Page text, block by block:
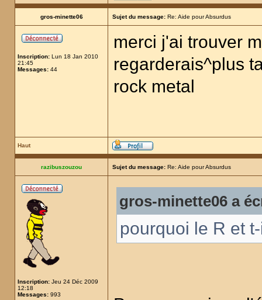
gros-minette06 Sujet du message: Re: Aide pour Absurdus
Inscription: Lun 18 Jan 2010
21:45
Messages: 44
merci j'ai trouver
regarderais^plus
rock metal
Haut
razibuszouzou Sujet du message: Re: Aide pour Absurdus
Inscription: Jeu 24 Déc 2009
12:18
Messages: 993
gros-minette06 a
pourquoi le R et